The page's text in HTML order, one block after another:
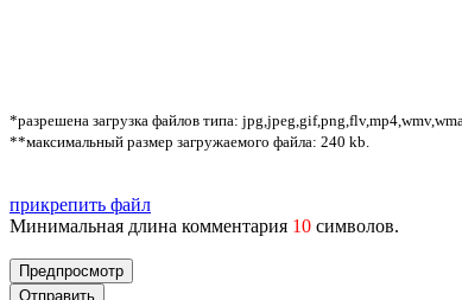
*разрешена загрузка файлов типа:
**максимальный размер загружаемого файла: 240 kb.
прикрепить файл
Минимальная длина комментария 10 символов.